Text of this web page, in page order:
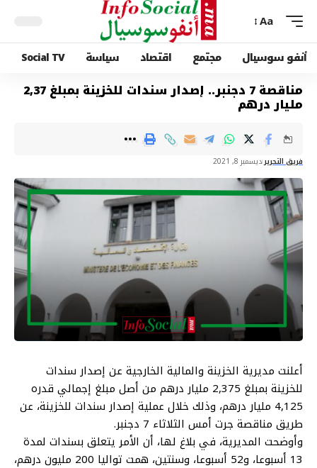
Aa
أنفو سوسيال مجتمع اقتصاد سياسة Social TV
مناقصة 7 دجنبر.. إصدار سندات للخزينة بمبلغ 2,37
مليار درهم
فريق التحريرديسمبر 8, 2021
أعلنت مديرية الخزينة والمالية الخارجية عن إصدار سندات
للخزينة بمبلغ 2,375 مليار درهم من أصل مبلغ إجمالي قدره
4,125 مليار درهم، وذلك خلال عملية إصدار سندات للخزينة، عن
طريق مناقصة جرت أمس الثلاثاء 7 دجنبر.
وأوضحت المديرية، في بلاغ لها، أن الأمر يتعلق بسندات لمدة
13 أسبوعا، و52 أسبوعا، وسنتين، همت تواليا 200 مليون درهم،